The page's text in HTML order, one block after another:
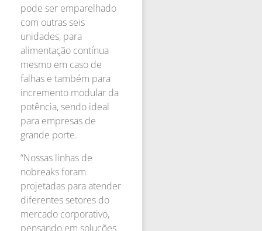
pode ser emparelhado
com outras seis
unidades, para
alimentação contínua
mesmo em caso de
falhas e também para
incremento modular da
potência, sendo ideal
para empresas de
grande porte.
“Nossas linhas de
nobreaks foram
projetadas para atender
diferentes setores do
mercado corporativo,
pensando em soluções